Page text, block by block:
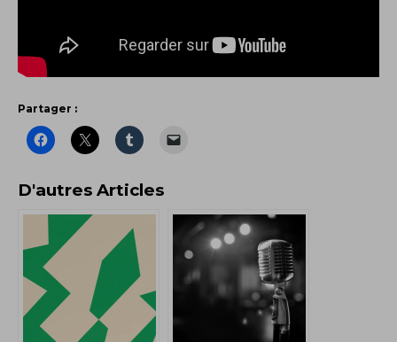
Partager :
D'autres Articles